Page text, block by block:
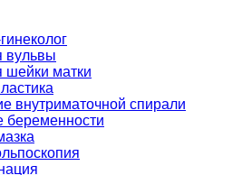
вульвы
шейки матки
внутриматочной спирали
беременности